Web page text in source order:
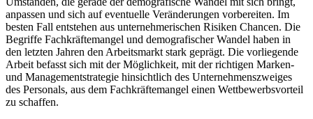
anpassen und sich auf eventuelle Veränderungen vorbereiten. Im
besten Fall entstehen aus unternehmerischen Risiken Chancen. Die
Begriffe Fachkräftemangel und demografischer Wandel haben in
den letzten Jahren den Arbeitsmarkt stark geprägt. Die vorliegende
Arbeit befasst sich mit der Möglichkeit, mit der richtigen Marken-
und Managementstrategie hinsichtlich des Unternehmenszweiges
des Personals, aus dem Fachkräftemangel einen Wettbewerbsvorteil
zu schaffen.